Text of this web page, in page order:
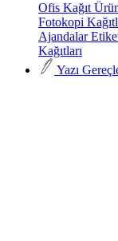
Ofis Kağıt
Fotokopi
Ajandalar
Kağıtları
Yazı